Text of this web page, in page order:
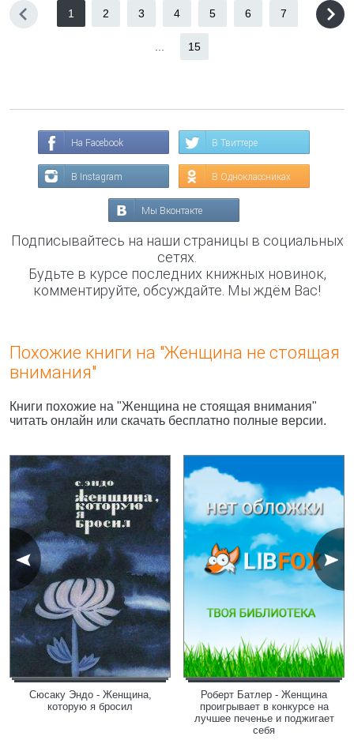
1 2 3 4 5 6 7
15
На Facebook В Твиттере
В Instagram В Одноклассниках
Мы Вконтакте
Подписывайтесь на наши страницы в социальных
сетях.
Будьте в курсе последних книжных новинок,
комментируйте, обсуждайте. Мы ждём Вас!
Похожие книги на "Женщина не стоящая
внимания"
Книги похожие на "Женщина не стоящая внимания"
читать онлайн или скачать бесплатно полные версии.
Сюсаку Эндо - Женщина,
которую я бросил
Роберт Батлер - Женщина
проигрывает в конкурсе на
лучшее печенье и поджигает
себя